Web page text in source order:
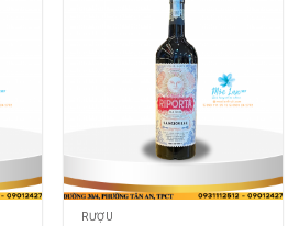
RƯỢU